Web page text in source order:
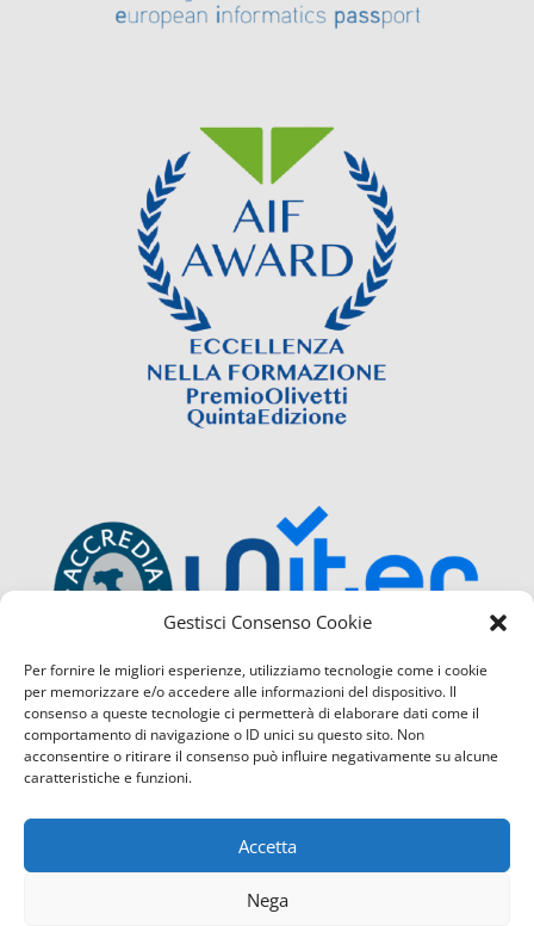
Gestisci Consenso Cookie
Per fornire le migliori esperienze, utilizziamo tecnologie come i cookie
per memorizzare e/o accedere alle informazioni del dispositivo. Il
consenso a queste tecnologie ci permetterà di elaborare dati come il
comportamento di navigazione o ID unici su questo sito. Non
acconsentire o ritirare il consenso può influire negativamente su alcune
caratteristiche e funzioni.
Accetta
Nega